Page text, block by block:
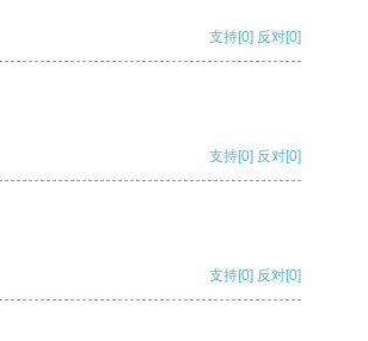
支持[0] 反对[0]
支持[0] 反对[0]
支持[0] 反对[0]